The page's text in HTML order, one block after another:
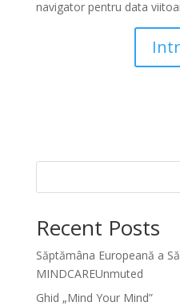
navigator pentru data
Recent Posts
Săptămâna Europeană a
MINDCAREUnmuted
Ghid „Mind Your Mind”